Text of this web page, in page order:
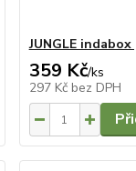
JUNGLE
359 Kč/ks
297 Kč bez DPH